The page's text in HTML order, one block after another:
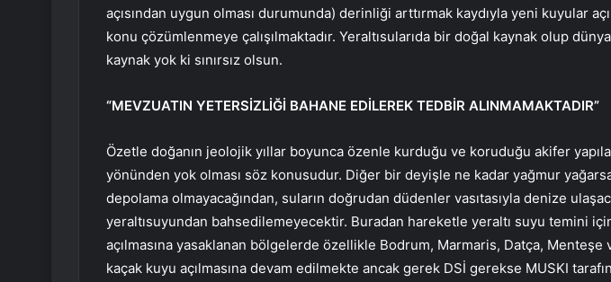
açısından uygun olması durumunda) derinliği arttırmak kaydıyla yeni kuyular
konu çözümlenmeye çalışılmaktadır. Yeraltısularıda bir doğal kaynak olup
kaynak yok ki sınırsız olsun.
“MEVZUATIN YETERSİZLİĞİ BAHANE EDİLEREK TEDBİR ALINMAMAKTADIR”
Özetle doğanın jeolojik yıllar boyunca özenle kurduğu ve koruduğu akifer
yönünden yok olması söz konusudur. Diğer bir deyişle ne kadar yağmur
depolama olmayacağından, suların doğrudan düdenler vasıtasıyla denize
yeraltısuyundan bahsedilemeyecektir. Buradan hareketle yeraltı suyu temini
açılmasına yasaklanan bölgelerde özellikle Bodrum, Marmaris, Datça,
kaçak kuyu açılmasına devam edilmekte ancak gerek DSİ gerekse MUSKI